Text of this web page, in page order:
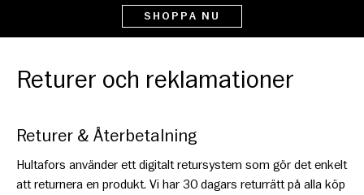
SHOPPA NU
Returer och reklamationer
Returer & Återbetalning
Hultafors använder ett digitalt retursystem som gör det enkelt
att returnera en produkt. Vi har 30 dagars returrätt på alla köp